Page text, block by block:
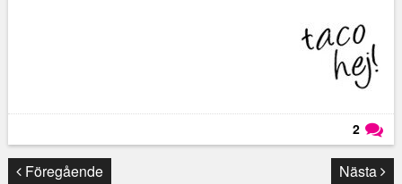
2
Läs kommentarer (2)
Föregående Nästa